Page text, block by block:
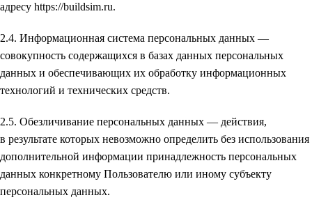
адресу https://buildsim.ru.
2.4. Информационная система персональных данных —
совокупность содержащихся в базах данных персональных
данных и обеспечивающих их обработку информационных
технологий и технических средств.
2.5. Обезличивание персональных данных — действия,
в результате которых невозможно определить без использования
дополнительной информации принадлежность персональных
данных конкретному Пользователю или иному субъекту
персональных данных.